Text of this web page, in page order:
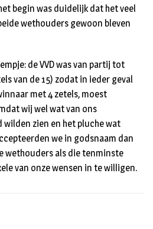
begin was duidelijk dat het veel
wethouders gewoon bleven
de VVD was van partij tot
van de 15) zodat in ieder geval
met 4 zetels, moest
wij wel wat van ons
zien en het pluche wat
we in godsnaam dan
wethouders als die tenminste
van onze wensen in te willigen.